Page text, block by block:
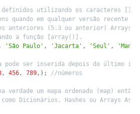
definidos utilizando os caracteres []
quando em qualquer versão recente
anteriores (5.3 ou anterior) Arrays
a função [array()].
'São Paulo' , 'Jacarta' , 'Seul' ,
pode ser inserida depois do último
, 456, 789, ) ; //números
verdade um mapa ordenado (map)
Dicionários, Hashes ou Arrays